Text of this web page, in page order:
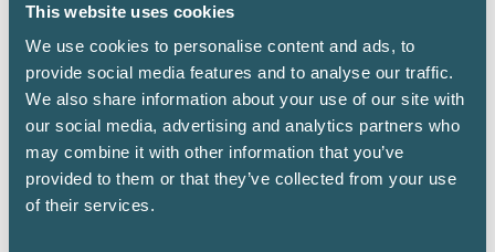
This website uses cookies
We use cookies to personalise content and ads, to
provide social media features and to analyse our traffic.
We also share information about your use of our site with
our social media, advertising and analytics partners who
may combine it with other information that you’ve
provided to them or that they’ve collected from your use
of their services.
konkursboet stannar i lokalen utan att betala
hyra genom att uppmana boet att ställa lokalen
till hyresvärdens förfogande. Om boet inte
inom en månad gör det, ansvarar konkursboet
för hyran från konkursbeslutet till dess lokalen
ställs till värdens förfogande. Hyran blir då en
massafordran i konkursen. Men det gäller bara
hyran och inte andra förpliktelser som kan